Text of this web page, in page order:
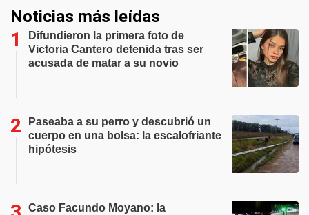
Noticias más leídas
Difundieron la primera foto de
Victoria Cantero detenida tras ser
acusada de matar a su novio
Paseaba a su perro y descubrió un
cuerpo en una bolsa: la escalofriante
hipótesis
Caso Facundo Moyano: la